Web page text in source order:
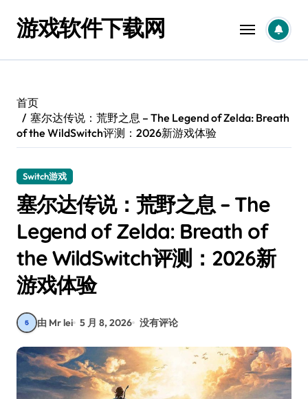
游戏软件下载网
首页
塞尔达传说：荒野之息 – The Legend of Zelda: Breath
of the WildSwitch评测：2026新游戏体验
Switch游戏
塞尔达传说：荒野之息 – The
Legend of Zelda: Breath of
the WildSwitch评测：2026新
游戏体验
由 Mr lei 5 月 8, 2026 没有评论